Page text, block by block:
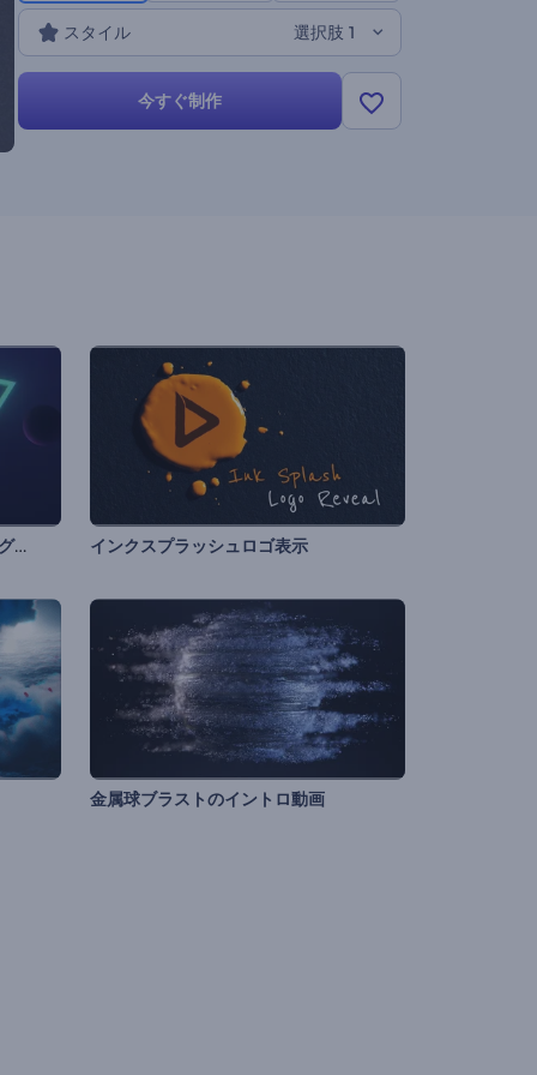
スタイル 選択肢 1
今すぐ制作
ゲームチャンネル用のオープニング動画 インクスプラッシュロゴ表示
金属球ブラストのイントロ動画